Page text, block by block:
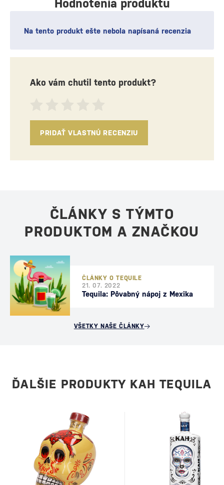
Hodnotenia produktu
Na tento produkt ešte nebola napísaná recenzia
Ako vám chutil tento produkt?
PRIDAŤ VLASTNÚ RECENZIU
ČLÁNKY S TÝMTO
PRODUKTOM A ZNAČKOU
ČLÁNKY O TEQUILE
21. 07. 2022
Tequila: Pôvabný nápoj z Mexika
VŠETKY NAŠE ČLÁNKY
ĎALŠIE PRODUKTY KAH TEQUILA